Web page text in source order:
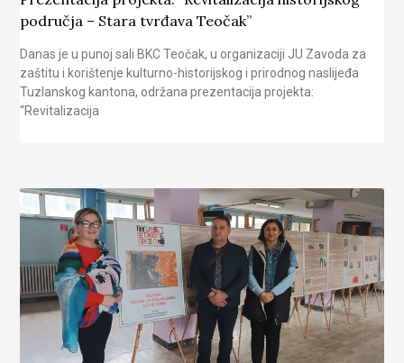
područja – Stara tvrđava Teočak”
Danas je u punoj sali BKC Teočak, u organizaciji JU Zavoda za
zaštitu i korištenje kulturno-historijskog i prirodnog naslijeđa
Tuzlanskog kantona, održana prezentacija projekta:
“Revitalizacija